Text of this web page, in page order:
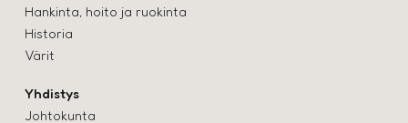
Hankinta, hoito ja ruokinta
Historia
Värit
Yhdistys
Johtokunta